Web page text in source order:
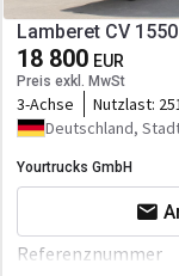
Federung
Bremse
ABS
18 800 EUR
Preis exkl. MwSt
3-Achse Nutzlast:
Deutschland,
Yourtrucks GmbH
Referenznummer